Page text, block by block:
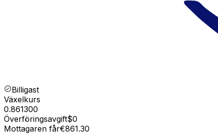
Billigast
Växelkurs
0.861300
Överföringsavgift$0
Mottagaren får€861.30